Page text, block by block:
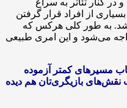
از افراد قرار گرفتن
به طور کلی هرکس که
می‌شود و این امری طبیعی
مسیرهای کمتر آزموده
نقش‌های بازیگری‌تان هم دیده